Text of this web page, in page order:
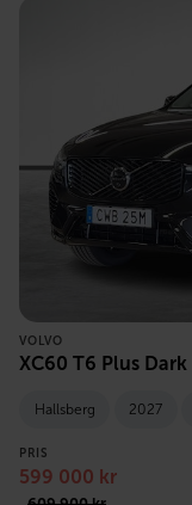
VOLVO
XC60 T6 Plus
Hallsberg 2027
PRIS
599 000 kr